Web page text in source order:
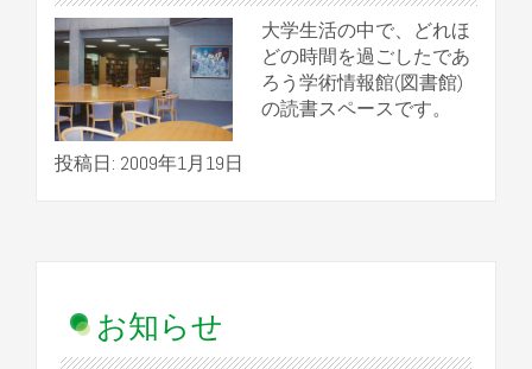
大学生活の中で、どれほ
どの時間を過ごしたであ
ろう学術情報館(図書館)
の読書スペースです。
投稿日: 2009年1月19日
お知らせ